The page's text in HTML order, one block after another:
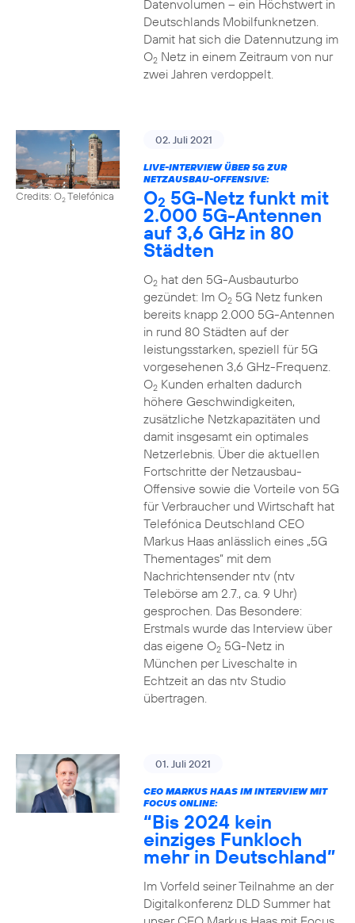
Datenvolumen – ein Höchstwert in
Deutschlands Mobilfunknetzen.
Damit hat sich die Datennutzung im
O2Netz in einem Zeitraum von nur
zwei Jahren verdoppelt.
Credits: O2Telefónica
02. Juli 2021
LIVE-INTERVIEW ÜBER 5G ZUR
NETZAUSBAU-OFFENSIVE:
O2 5G-Netz funkt mit
2.000 5G-Antennen
auf 3,6 GHz in 80
Städten
O2hat den 5G-Ausbauturbo
gezündet: Im O25G Netz funken
bereits knapp 2.000 5G-Antennen
in rund 80 Städten auf der
leistungsstarken, speziell für 5G
vorgesehenen 3,6 GHz-Frequenz.
O2Kunden erhalten dadurch
höhere Geschwindigkeiten,
zusätzliche Netzkapazitäten und
damit insgesamt ein optimales
Netzerlebnis. Über die aktuellen
Fortschritte der Netzausbau-
Offensive sowie die Vorteile von 5G
für Verbraucher und Wirtschaft hat
Telefónica Deutschland CEO
Markus Haas anlässlich eines „5G
Thementages“ mit dem
Nachrichtensender ntv (ntv
Telebörse am 2.7., ca. 9 Uhr)
gesprochen. Das Besondere:
Erstmals wurde das Interview über
das eigene O25G-Netz in
München per Liveschalte in
Echtzeit an das ntv Studio
übertragen.
01. Juli 2021
CEO MARKUS HAAS IM INTERVIEW MIT
FOCUS ONLINE:
“Bis 2024 kein
einziges Funkloch
mehr in Deutschland”
Im Vorfeld seiner Teilnahme an der
Digitalkonferenz DLD Summer hat